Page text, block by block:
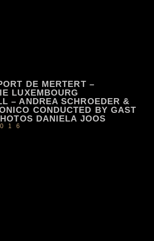
DE MERTERT –
LUXEMBOURG
– ANDREA SCHROEDER &
CONDUCTED BY GAST
DANIELA JOOS